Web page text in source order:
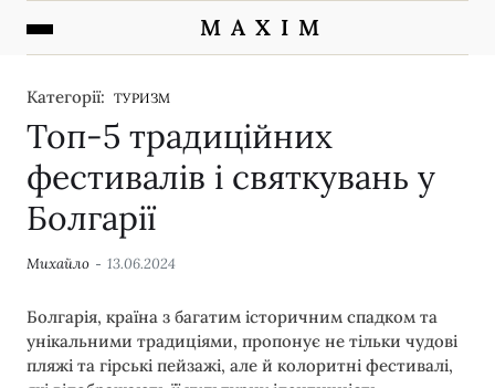
M A X I M
Категорії: ТУРИЗМ
Топ-5 традиційних
фестивалів і святкувань у
Болгарії
Михайло 13.06.2024
Болгарія, країна з багатим історичним спадком та
унікальними традиціями, пропонує не тільки чудові
пляжі та гірські пейзажі, але й колоритні фестивалі,